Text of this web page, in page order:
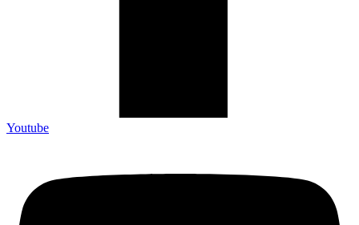
Youtube